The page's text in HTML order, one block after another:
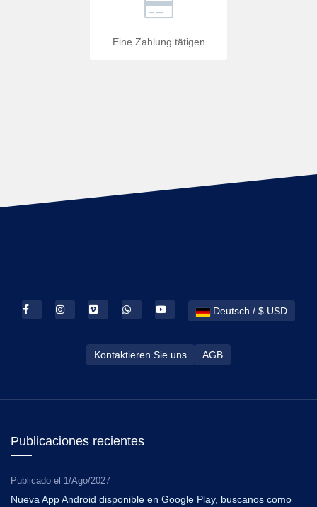
Eine Zahlung tätigen
Deutsch / $ USD
Kontaktieren Sie uns AGB
Publicaciones recientes
Publicado el 1/Ago/2027
Nueva App Android disponible en Google Play, buscanos como